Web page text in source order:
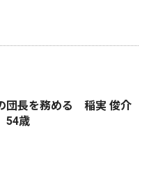
団長を務める 稲実 俊介
54歳